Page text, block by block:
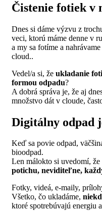
Čistenie fotiek v
Dnes si dáme výzvu z
veci, ktorú máme denne v
a my sa fotíme a
cloud..
Vedel/a si, že ukladanie
formou odpadu?
A dobrá správa je, že aj
množstvo dát v cloude,
Digitálny odpad
Keď sa povie odpad,
bioodpad.
Len málokto si uvedomí,
potichu, neviditeľne,
Fotky, videá, e‑maily,
Všetko, čo ukladáme,
ktoré spotrebúvajú energiu